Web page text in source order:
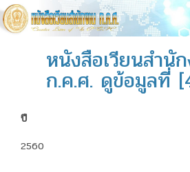
หนังสือเวียนสำนั
ก.ค.ศ. ดูข้อมูลที่
ปี
2560